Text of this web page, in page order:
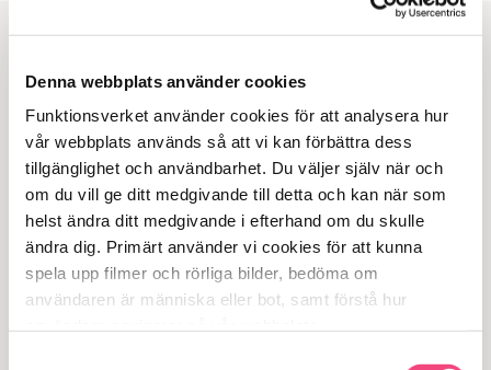
Denna webbplats använder cookies
Funktionsverket använder cookies för att analysera hur
vår webbplats används så att vi kan förbättra dess
tillgänglighet och användbarhet. Du väljer själv när och
om du vill ge ditt medgivande till detta och kan när som
helst ändra ditt medgivande i efterhand om du skulle
ändra dig. Primärt använder vi cookies för att kunna
spela upp filmer och rörliga bilder, bedöma om
användaren är människa eller bot, samt förstå hur
USB Switch
universalkontakt
995kr exkl. moms
Lägg i varukorgen
Populär
Time Timer MOD
404kr exkl. moms
Lägg i varukorgen